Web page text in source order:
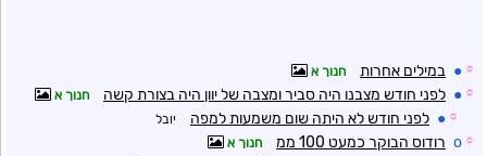
☼
● במילים אחרות חנוך א
☼
● לפני חודש מצבנו היה סביר ומצבה של יוון היה בצורת קשה חנוך א
☼
● לפני חודש לא היתה שום משמעות למפה יובל
☼
o רודוס הבוקר כמעט 100 ממ חנוך א